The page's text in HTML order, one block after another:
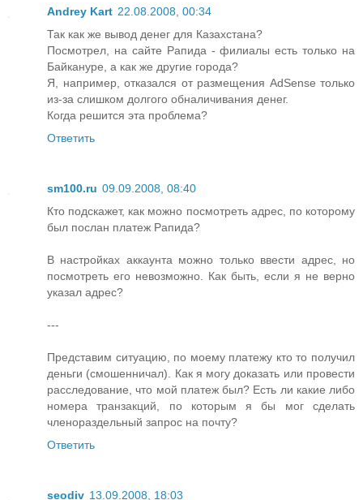
Andrey Kart 22.08.2008, 00:34
Так как же вывод денег для Казахстана?
Посмотрел, на сайте Рапида - филиалы есть только на
Байкануре, а как же другие города?
Я, например, отказался от размещения AdSense только
из-за слишком долгого обналичивания денег.
Когда решится эта проблема?
Ответить
sm100.ru 09.09.2008, 08:40
Кто подскажет, как можно посмотреть адрес, по которому
был послан платеж Рапида?
В настройках аккаунта можно только ввести адрес, но
посмотреть его невозможно. Как быть, если я не верно
указал адрес?
---
Представим ситуацию, по моему платежу кто то получил
деньги (смошенничал). Как я могу доказать или провести
расследование, что мой платеж был? Есть ли какие либо
номера транзакций, по которым я бы мог сделать
членораздельный запрос на почту?
Ответить
seodiv 13.09.2008, 18:03